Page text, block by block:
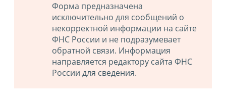
Форма предназначена
исключительно для сообщений о
некорректной информации на сайте
ФНС России и не подразумевает
обратной связи. Информация
направляется редактору сайта ФНС
России для сведения.